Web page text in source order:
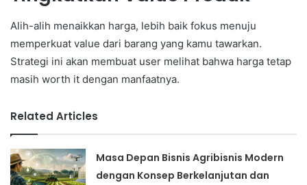
Alih-alih menaikkan harga, lebih baik fokus menuju
memperkuat value dari barang yang kamu tawarkan.
Strategi ini akan membuat user melihat bahwa harga tetap
masih worth it dengan manfaatnya.
Related Articles
Masa Depan Bisnis Agribisnis Modern
dengan Konsep Berkelanjutan dan